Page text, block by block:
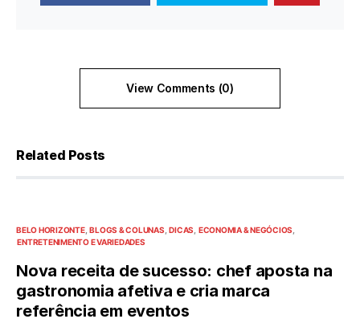
View Comments (0)
Related Posts
BELO HORIZONTE BLOGS & COLUNAS DICAS ECONOMIA & NEGÓCIOS
ENTRETENIMENTO E VARIEDADES
Nova receita de sucesso: chef aposta na
gastronomia afetiva e cria marca
referência em eventos